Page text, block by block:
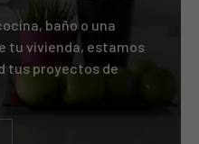
baño o una
tu vivienda, estamos
tus proyectos de